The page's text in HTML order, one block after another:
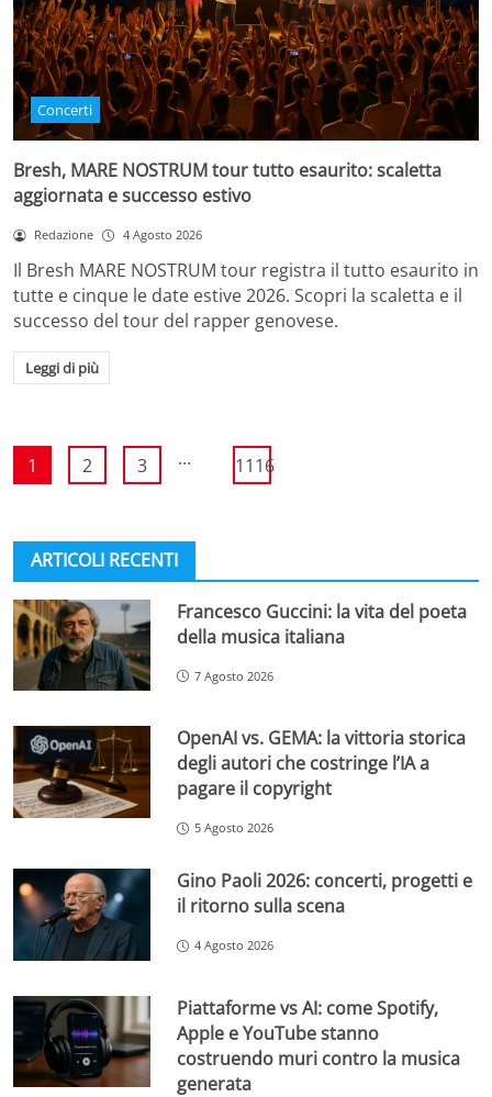
Concerti
Bresh, MARE NOSTRUM tour tutto esaurito: scaletta
aggiornata e successo estivo
Redazione 4 Agosto 2026
Il Bresh MARE NOSTRUM tour registra il tutto esaurito in
tutte e cinque le date estive 2026. Scopri la scaletta e il
successo del tour del rapper genovese.
Leggi di più
1 2 3 ... 1116
ARTICOLI RECENTI
Francesco Guccini: la vita del poeta
della musica italiana
7 Agosto 2026
OpenAI vs. GEMA: la vittoria storica
degli autori che costringe l’IA a
pagare il copyright
5 Agosto 2026
Gino Paoli 2026: concerti, progetti e
il ritorno sulla scena
4 Agosto 2026
Piattaforme vs AI: come Spotify,
Apple e YouTube stanno
costruendo muri contro la musica
generata